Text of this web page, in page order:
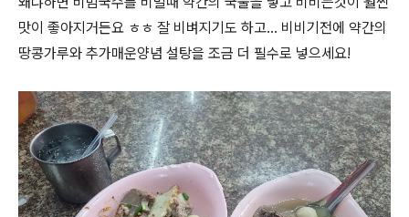
맛이 좋아지거든요 ㅎㅎ 잘 비벼지기도 하고... 비비기전에 약간의
땅콩가루와 추가매운양념 설탕을 조금 더 필수로 넣으세요!